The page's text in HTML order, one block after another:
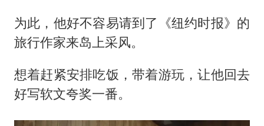
为此，他好不容易请到了《纽约时报》的
旅行作家来岛上采风。
想着赶紧安排吃饭，带着游玩，让他回去
好写软文夸奖一番。